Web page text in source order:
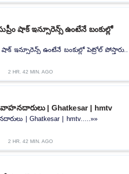
షాక్ ఇన్సూరెన్స్ ఉంటేనే బంకుల్లో
ఇన్సూరెన్స్ ఉంటేనే బంకుల్లో పెట్రోల్ పోస్తారు..
2 HR. 42 MIN. AGO
వాహనదారులు | Ghatkesar | hmtv
| Ghatkesar | hmtv.....»»
2 HR. 42 MIN. AGO